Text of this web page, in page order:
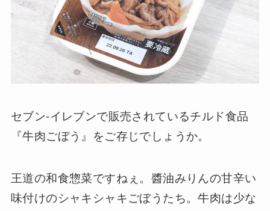
セブン-イレブンで販売されているチルド食品
『牛肉ごぼう』をご存じでしょうか。
王道の和食惣菜ですねぇ。醬油みりんの甘辛い
味付けのシャキシャキごぼうたち。牛肉は少な